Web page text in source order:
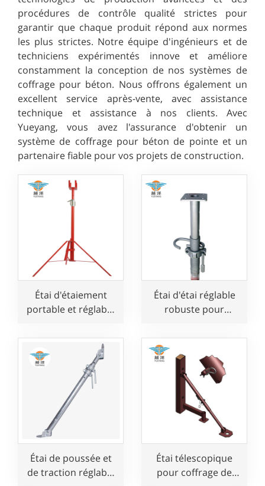
procédures de contrôle qualité strictes pour
garantir que chaque produit répond aux normes
les plus strictes. Notre équipe d'ingénieurs et de
techniciens expérimentés innove et améliore
constamment la conception de nos systèmes de
coffrage pour béton. Nous offrons également un
excellent service après-vente, avec assistance
technique et assistance à nos clients. Avec
Yueyang, vous avez l'assurance d'obtenir un
système de coffrage pour béton de pointe et un
partenaire fiable pour vos projets de construction.
Étai d'étaiement
portable et réglable
coffrage
Étai d'étai réglable
robuste pour
Étai de poussée et
de traction réglable
Étai télescopique
pour coffrage de